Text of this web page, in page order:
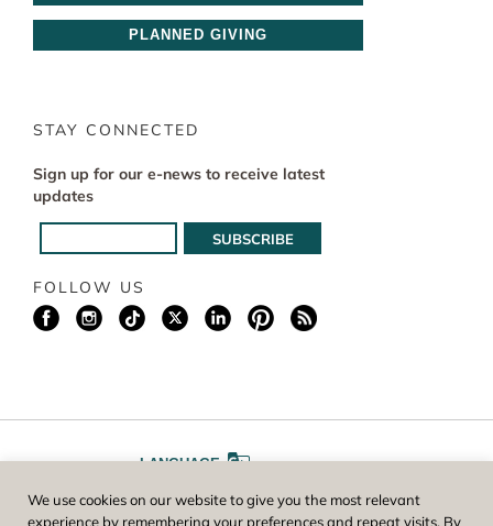
PLANNED GIVING
STAY CONNECTED
Sign up for our e-news to receive latest
updates
FOLLOW US
LANGUAGE
FONT SIZE AA
We use cookies on our website to give you the most relevant
experience by remembering your preferences and repeat visits. By